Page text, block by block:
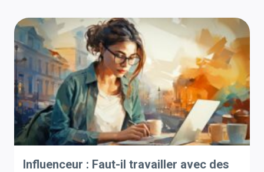
Influenceur : Faut-il travailler avec des